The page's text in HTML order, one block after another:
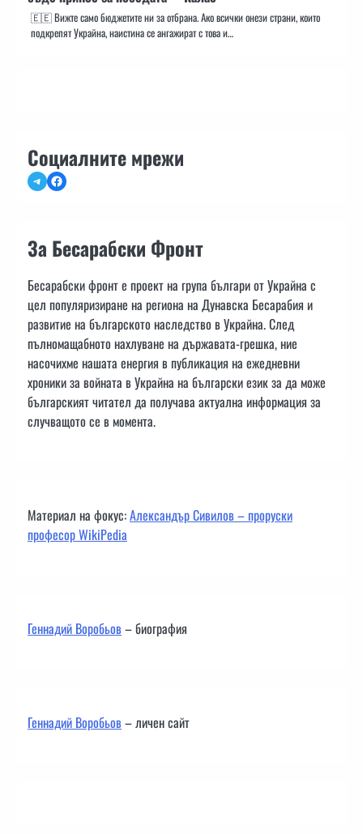
🇪🇪 Вижте само бюджетите ни за отбрана. Ако всички онези страни, които
подкрепят Украйна, наистина се ангажират с това и…
Социалните мрежи
TelegramFacebook
За Бесарабски Фронт
Бесарабски фронт е проект на група българи от Украйна с
цел популяризиране на региона на Дунавска Бесарабия и
развитие на българското наследство в Украйна. След
пълномащабното нахлуване на държавата-грешка, ние
насочихме нашата енергия в публикация на ежедневни
хроники за войната в Украйна на български език за да може
българският читател да получава актуална информация за
случващото се в момента.
Материал на фокус:Александър Сивилов – проруски
професор WikiPedia
Геннадий Воробьов– биография
Геннадий Воробьов– личен сайт